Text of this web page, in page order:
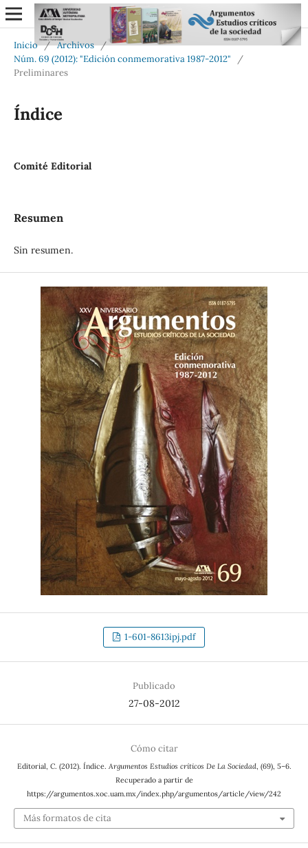
Inicio / Archivos /
Núm. 69 (2012): "Edición conmemorativa 1987-2012"
/
Preliminares
Índice
Comité Editorial
Resumen
Sin resumen.
1-601-8613ipj.pdf
Publicado
27-08-2012
Cómo citar
Editorial, C. (2012). Índice. Argumentos Estudios críticos De La Sociedad, (69), 5–6.
Recuperado a partir de
https://argumentos.xoc.uam.mx/index.php/argumentos/article/view/242
Más formatos de cita